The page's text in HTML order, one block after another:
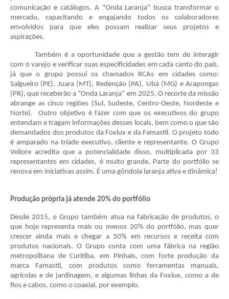
comunicação e catálogos. A "Onda Laranja" busca transformar o
mercado, capacitando e engajando todos os colaboradores
envolvidos para que eles possam realizar seus projetos e
aspirações.
Também é a oportunidade que a gestão tem de interagir
com o varejo e verificar suas especificidades em cada canto do país,
já que o grupo possui os chamados RCAs em cidades como:
Salgueiro (PE), Juara (MT), Redenção (PA), Ubá (MG) e Arapongas
(PR), que receberão a “Onda Laranja” em 2025. O recorte da missão
abrange as cinco regiões (Sul, Sudeste, Centro-Oeste, Nordeste e
Norte). Outro objetivo é fazer com que os executivos do grupo
entendam e tragam informações desses locais, bem como o que são
demandados dos produtos da Foxlux e da Famastil. O projeto todo
é amparado na tríade executivo, cliente e representante. O Grupo
Vellore acredita que a potencialidade disso, multiplicada por 33
representantes em cidades, é muito grande. Parte do portfólio se
renova em iniciativas assim. É uma gôndola laranja ativa e dinâmica!
Produção própria já atende 20% do portfólio
Desde 2015, o Grupo também atua na fabricação de produtos, o
que hoje representa mais ou menos 20% do portfólio, mas quer
crescer ainda mais e chegar a 50% em recursos e receita com
produtos nacionais. O Grupo conta com uma fábrica na região
metropolitana de Curitiba, em Pinhais, com forte produção da
marca Famastil, com produtos como ferramentas manuais,
agrícolas e de jardinagem, e algumas linhas da Foxlux, como a de
fios e cabos, como o coaxial, por exemplo.